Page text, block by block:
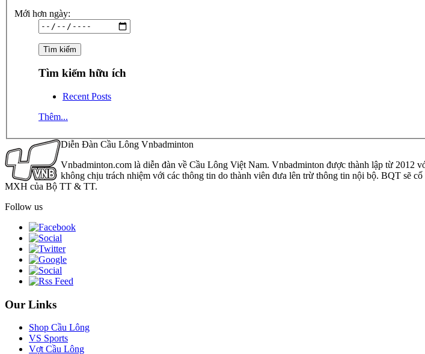
Mới hơn ngày:
Tìm kiếm hữu ích
Recent Posts
Thêm...
Diễn Đàn Cầu Lông Vnbadminton
Vnbadminton.com là diễn đàn về Cầu Lông Việt Nam. Vnbadminton được thành lập từ 2012
không chịu trách nhiệm với các thông tin do thành viên đưa lên trừ thông tin nội bộ. BQT sẽ
MXH của Bộ TT & TT.
Follow us
Our Links
Shop Cầu Lông
VS Sports
Vợt Cầu Lông